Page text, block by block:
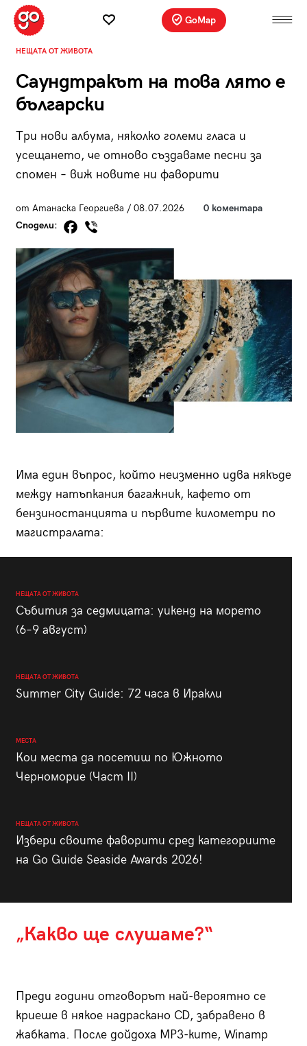
GoMap
НЕЩАТА ОТ ЖИВОТА
Саундтракът на това лято е
български
Три нови албума, няколко големи гласа и
усещането, че отново създаваме песни за
спомен – виж новите ни фаворити
от Атанаска Георгиева / 08.07.2026
0 коментара
Сподели:
Има един въпрос, който неизменно идва някъде
между натъпкания багажник, кафето от
бензиностанцията и първите километри по
магистралата:
НЕЩАТА ОТ ЖИВОТА
Събития за седмицата: уикенд на морето
(6–9 август)
НЕЩАТА ОТ ЖИВОТА
Summer City Guide: 72 часа в Иракли
МЕСТА
Кои места да посетиш по Южното
Черноморие (Част II)
НЕЩАТА ОТ ЖИВОТА
Избери своите фаворити сред категориите
на Go Guide Seaside Awards 2026!
„Какво ще слушаме?“
Преди години отговорът най-вероятно се
криеше в някое надраскано CD, забравено в
жабката. После дойдоха MP3-ките, Winamp